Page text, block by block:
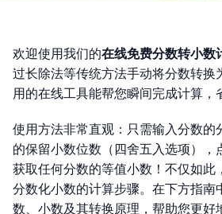
欢迎使用我们的在线免费分数转小数
过长除法等传统方法手动将分数转换
用的在线工具能帮您瞬间完成计算，
使用方法非常直观：只需输入分数的
的保留小数位数（四舍五入选项），
获取任何分数的等值小数！不仅如此
分数化小数的计算步骤。在下方指南
数、小数及其转换原理，帮助您更好